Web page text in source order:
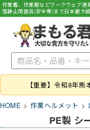
作業着、作業服などワークウェア
落静止用器具(安全帯)まで日本最大
【重要】令和8年
HOME 作業ヘルメット
PE製 シ